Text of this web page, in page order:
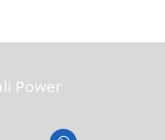
Power